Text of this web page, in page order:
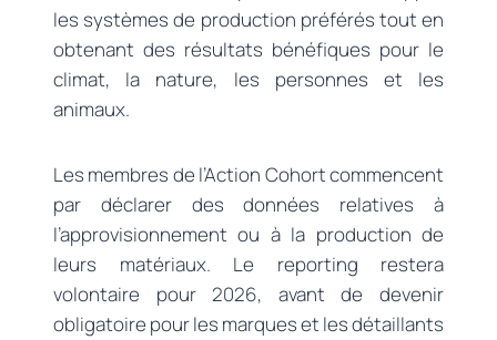
les systèmes de production préférés tout en
obtenant des résultats bénéfiques pour le
climat, la nature, les personnes et les
animaux.
Les membres de l’Action Cohort commencent
par déclarer des données relatives à
l’approvisionnement ou à la production de
leurs matériaux. Le reporting restera
volontaire pour 2026, avant de devenir
obligatoire pour les marques et les détaillants